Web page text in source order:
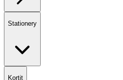
Stationery
Kortit